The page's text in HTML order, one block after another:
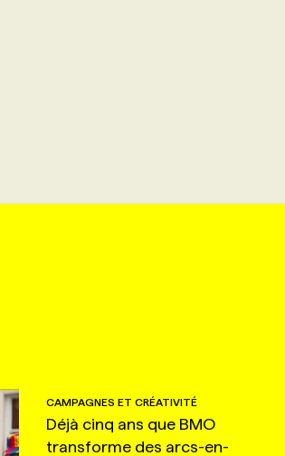
CAMPAGNES ET CRÉATIVITÉ
Déjà cinq ans que BMO
transforme des arcs-en-